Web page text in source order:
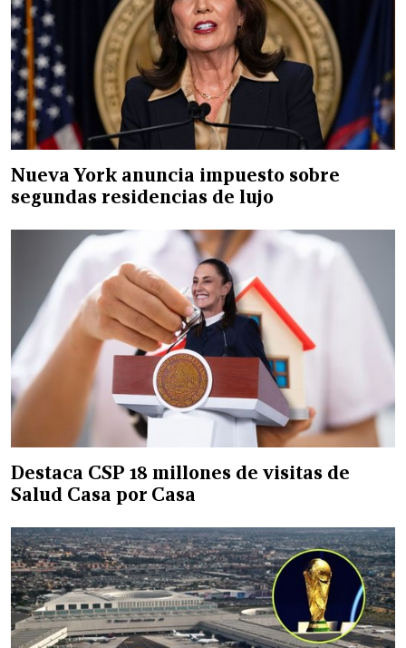
Nueva York anuncia impuesto sobre
segundas residencias de lujo
Destaca CSP 18 millones de visitas de
Salud Casa por Casa